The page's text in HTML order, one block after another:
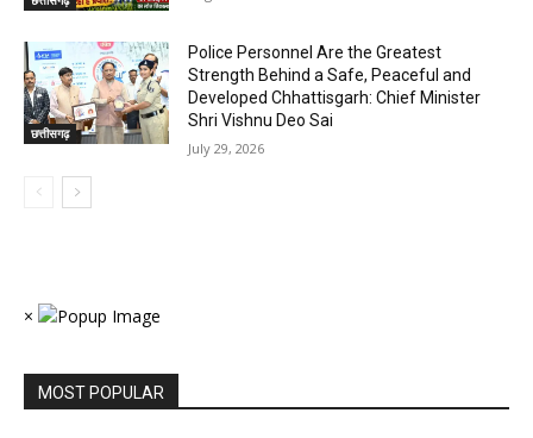
छत्तीसगढ़
Police Personnel Are the Greatest
Strength Behind a Safe, Peaceful and
Developed Chhattisgarh: Chief Minister
Shri Vishnu Deo Sai
July 29, 2026
×
MOST POPULAR